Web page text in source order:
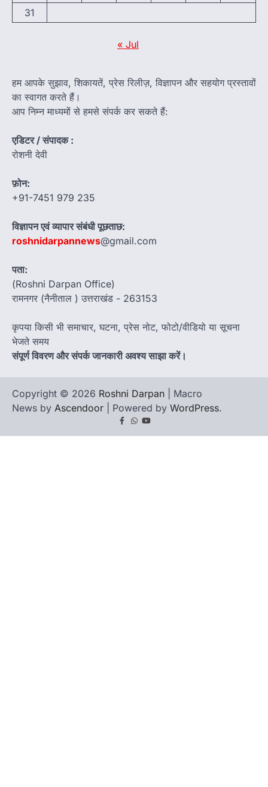
31
« Jul
हम आपके सुझाव, शिकायतें, प्रेस रिलीज़, विज्ञापन और सहयोग प्रस्तावों
का स्वागत करते हैं।
आप निम्न माध्यमों से हमसे संपर्क कर सकते हैं:
एडिटर / संपादक :
रोशनी देवी
फ़ोन:
+91-7451 979 235
विज्ञापन एवं व्यापार संबंधी पूछताछ:
roshnidarpannews@gmail.com
पता:
(Roshni Darpan Office)
रामनगर (नैनीताल ) उत्तराखंड - 263153
कृपया किसी भी समाचार, घटना, प्रेस नोट, फोटो/वीडियो या सूचना
भेजते समय
संपूर्ण विवरण और संपर्क जानकारी अवश्य साझा करें।
Copyright © 2026 Roshni Darpan | Macro
News by Ascendoor | Powered by WordPress.
Facebook
Whatsapp
youtube